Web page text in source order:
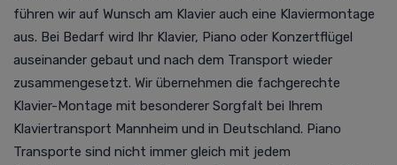
führen wir auf Wunsch am Klavier auch eine Klaviermontage
aus. Bei Bedarf wird Ihr Klavier, Piano oder Konzertflügel
auseinander gebaut und nach dem Transport wieder
zusammengesetzt. Wir übernehmen die fachgerechte
Klavier-Montage mit besonderer Sorgfalt bei Ihrem
Klaviertransport Mannheim und in Deutschland. Piano
Transporte sind nicht immer gleich mit jedem